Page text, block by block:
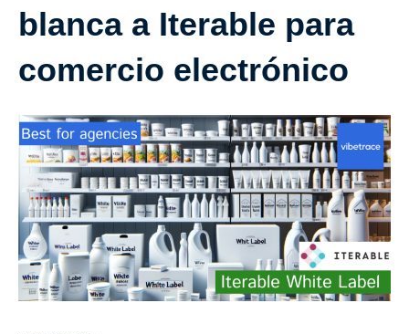
blanca a Iterable para
comercio electrónico